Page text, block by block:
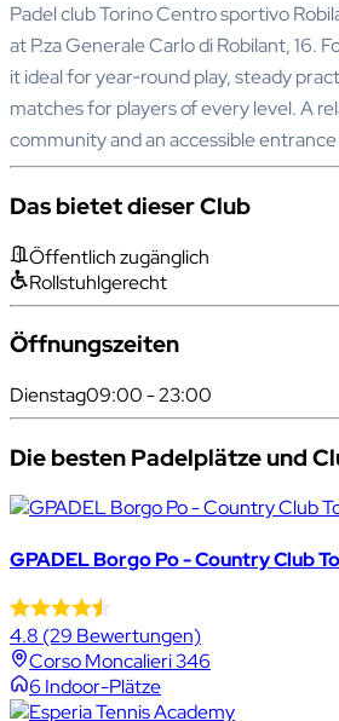
Padel club Torino Centro sportivo
at P.za Generale Carlo di Robilant, 16.
it ideal for year‑round play, steady
matches for players of every level. A
community and an accessible
Das bietet dieser Club
Öffentlich zugänglich
Rollstuhlgerecht
Öffnungszeiten
Dienstag09:00 - 23:00
Die besten Padelplätze und
GPADEL Borgo Po - Country Club
4.8 (29 Bewertungen)
Corso Moncalieri 346
6 Indoor-Plätze